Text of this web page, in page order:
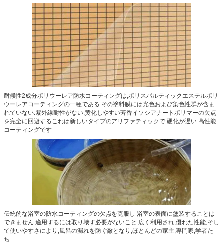
耐候性2成分ポリウーレア防水コーティングは,ポリスパルティックエステルポリ
ウーレアコーティングの一種である.その塗料膜には光色および染色性群が含ま
れていない.紫外線耐性がない,黄化しやすい芳香イソシアナートポリマーの欠点
を完全に回避するこれは新しいタイプのアリファティックで 硬化が遅い 高性能
コーティングです
伝統的な浴室の防水コーティングの欠点を克服し 浴室の表面に塗装することは
できません.適用するには取り壊す必要がないこと.広く利用され,優れた性能,そし
て使いやすさにより,風呂の漏れを防ぐ敵となり,ほとんどの家主,専門家,学者た
ち.